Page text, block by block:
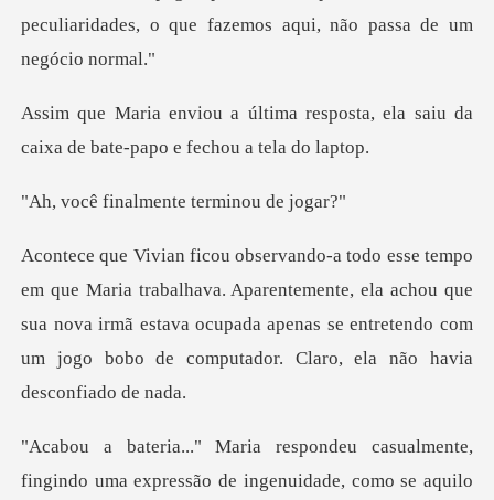
peculiarid
esposta, ela saiu da
caixa de bat
almente termi
a. Aparentemente, ela achou que
sua nova irmã estava ocupada apenas se entret
lmente,
fingindo uma expressão de ingenuida